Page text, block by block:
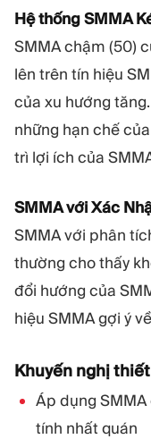
Hệ thống SMMA
SMMA chậm (50)
lên trên tín hiệu
của xu hướng
những hạn chế
trì lợi ích của
SMMA với Xác
SMMA với phân
thường cho thấy
đổi hướng của
hiệu SMMA gợi ý
Khuyến nghị
Áp dụng
tính nhất quán